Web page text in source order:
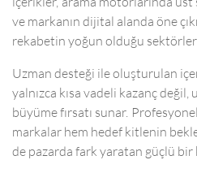
ve markanın dijital alanda öne
rekabetin yoğun olduğu
Uzman desteği ile oluşturulan
yalnızca kısa vadeli kazanç
büyüme fırsatı sunar.
markalar hem hedef kitlenin
de pazarda fark yaratan güçlü